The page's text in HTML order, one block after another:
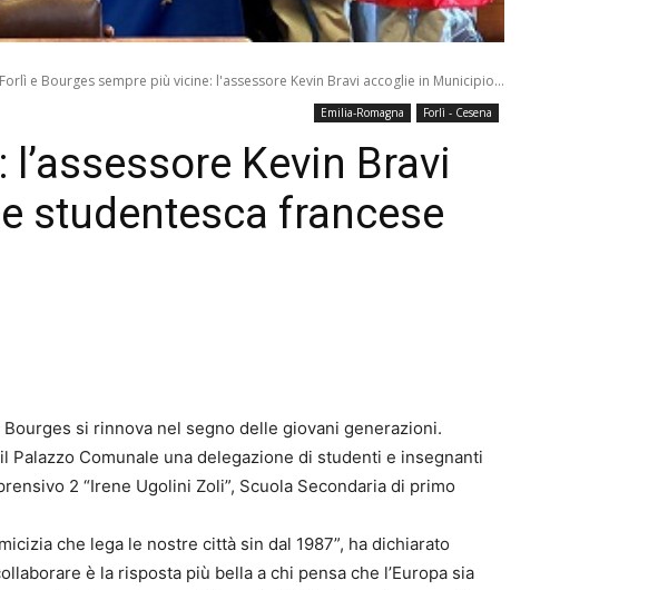
Forlì e Bourges sempre più vicine: l'assessore Kevin Bravi accoglie in Municipio...
Emilia-Romagna Forlì - Cesena
Kevin Bravi
studentesca francese
si rinnova nel segno delle giovani generazioni.
Palazzo Comunale una delegazione di studenti e insegnanti
2 “Irene Ugolini Zoli”, Scuola Secondaria di primo
che lega le nostre città sin dal 1987”, ha dichiarato
è la risposta più bella a chi pensa che l’Europa sia